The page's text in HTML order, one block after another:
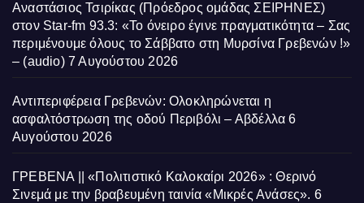
Αναστάσιος Τσιρίκας (Πρόεδρος ομάδας ΣΕΙΡΗΝΕΣ)
στον Star-fm 93.3: «Το όνειρο έγινε πραγματικότητα – Σας
περιμένουμε όλους το Σάββατο στη Μυρσίνα Γρεβενών !»
– (audio) 7 Αυγούστου 2026
Αντιπεριφέρεια Γρεβενών: Ολοκληρώνεται η
ασφαλτόστρωση της οδού Περιβόλι – Αβδέλλα 6
Αυγούστου 2026
ΓΡΕΒΕΝΑ || «Πολιτιστικό Καλοκαίρι 2026» : Θερινό
Σινεμά με την βραβευμένη ταινία «Μικρές Ανάσες». 6